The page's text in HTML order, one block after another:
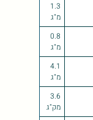
1.3
מ"ג
0.8
מ"ג
4.1
מ"ג
3.6
מק"ג